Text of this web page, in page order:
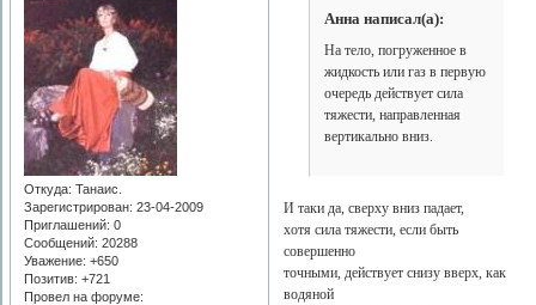
Откуда: Танаис.
Зарегистрирован: 23-04-2009
Приглашений: 0
Сообщений: 20288
Уважение: +650
Позитив: +721
Провел на форуме:
Анна написал(а):
На тело, погруженное в
жидкость или газ в первую
очередь действует сила
тяжести, направленная
вертикально вниз.
И таки да, сверху вниз падает,
хотя сила тяжести, если быть
совершенно
точными, действует снизу вверх, как
водяной